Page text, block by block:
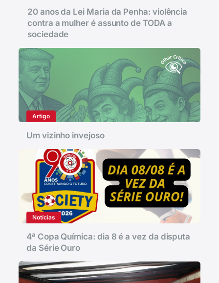
20 anos da Lei Maria da Penha: violência
contra a mulher é assunto de TODA a
sociedade
Artigo
Um vizinho invejoso
Notícias
4ª Copa Química: dia 8 é a vez da disputa
da Série Ouro